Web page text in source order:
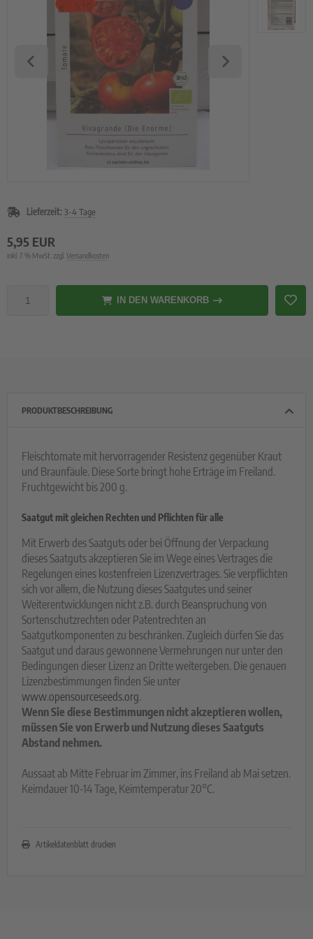
Lieferzeit: 3-4 Tage
5,95 EUR
inkl. 7 % MwSt. zzgl. Versandkosten
IN DEN WARENKORB
PRODUKTBESCHREIBUNG
Fleischtomate mit hervorragender Resistenz gegenüber Kraut
und Braunfäule. Diese Sorte bringt hohe Erträge im Freiland.
Fruchtgewicht bis 200 g.
Saatgut mit gleichen Rechten und Pflichten für alle
Mit Erwerb des Saatguts oder bei Öffnung der Verpackung
dieses Saatguts akzeptieren Sie im Wege eines Vertrages die
Regelungen eines kostenfreien Lizenzvertrages. Sie verpflichten
sich vor allem, die Nutzung dieses Saatgutes und seiner
Weiterentwicklungen nicht z.B. durch Beanspruchung von
Sortenschutzrechten oder Patentrechten an
Saatgutkomponenten zu beschränken. Zugleich dürfen Sie das
Saatgut und daraus gewonnene Vermehrungen nur unter den
Bedingungen dieser Lizenz an Dritte weitergeben. Die genauen
Lizenzbestimmungen finden Sie unter
www.opensourceseeds.org.
Wenn Sie diese Bestimmungen nicht akzeptieren wollen,
müssen Sie von Erwerb und Nutzung dieses Saatguts
Abstand nehmen.
Aussaat ab Mitte Februar im Zimmer, ins Freiland ab Mai setzen.
Keimdauer 10-14 Tage, Keimtemperatur 20°C.
Artikeldatenblatt drucken